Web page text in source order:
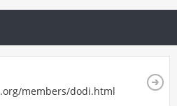
members/dodi.html